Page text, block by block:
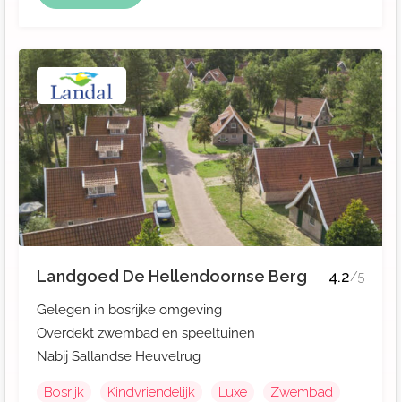
Landgoed De Hellendoornse Berg 4.2/5
Gelegen in bosrijke omgeving
Overdekt zwembad en speeltuinen
Nabij Sallandse Heuvelrug
Bosrijk Kindvriendelijk Luxe Zwembad